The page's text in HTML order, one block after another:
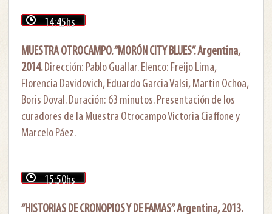
14:45hs
MUESTRA OTROCAMPO. “MORÓN CITY BLUES”. Argentina,
2014.Dirección: Pablo Guallar. Elenco: Freijo Lima,
Florencia Davidovich, Eduardo Garcia Valsi, Martin Ochoa,
Boris Doval. Duración: 63 minutos. Presentación de los
curadores de la Muestra Otrocampo Victoria Ciaffone y
Marcelo Páez.
15:50hs
“HISTORIAS DE CRONOPIOS Y DE FAMAS”. Argentina, 2013.